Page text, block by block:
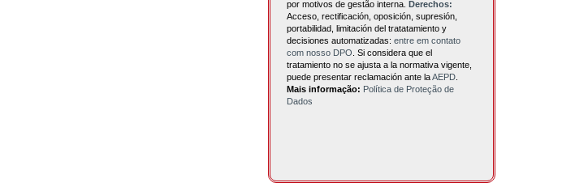
por motivos de gestão interna.
Derechos:
Acceso, rectificación, oposición, supresión,
portabilidad, limitación del tratatamiento y
decisiones automatizadas: entre em contato
com nosso DPO . Si considera que el
tratamiento no se ajusta a la normativa vigente,
puede presentar reclamación ante laAEPD
Mais informação: Política de Proteção de
Dados